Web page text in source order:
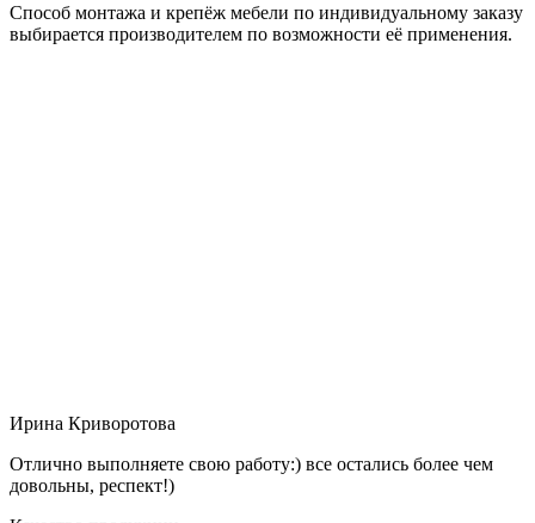
Способ монтажа и крепёж мебели по индивидуальному заказу
выбирается производителем по возможности её применения.
Ирина Криворотова
Отлично выполняете свою работу:) все остались более чем
довольны, респект!)